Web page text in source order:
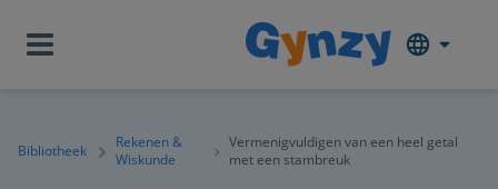
Bibliotheek
Rekenen &
Wiskunde
Vermenigvuldigen van een heel getal
met een stambreuk